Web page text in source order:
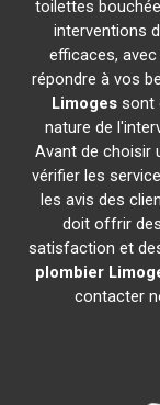
toilettes
interventions
efficaces,
répondre à vos
Limogessont
nature de
Avant de choisir
vérifier les
les avis des
doit offrir
satisfaction et
plombier
contacter